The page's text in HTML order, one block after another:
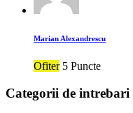
Marian Alexandrescu
Ofiter 5 Puncte
Categorii de intrebari